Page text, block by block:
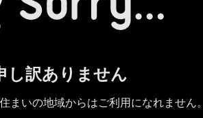
し訳ありません
まいの地域からはご利用になれません。